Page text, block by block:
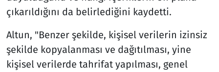
çıkarıldığını da belirlediğini kaydetti.
Altun, "Benzer şekilde, kişisel verilerin izinsiz
şekilde kopyalanması ve dağıtılması, yine
kişisel verilerde tahrifat yapılması, genel